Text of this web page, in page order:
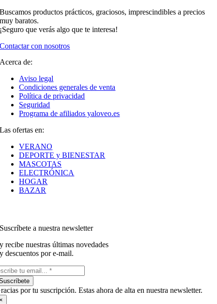
Buscamos productos prácticos, graciosos, imprescindibles a precios
muy baratos.
¡Seguro que verás algo que te interesa!
Contactar con nosotros
Acerca de:
Aviso legal
Condiciones generales de venta
Política de privacidad
Seguridad
Programa de afiliados yaloveo.es
Las ofertas en:
VERANO
DEPORTE y BIENESTAR
MASCOTAS
ELECTRÓNICA
HOGAR
BAZAR
Suscríbete a nuestra newsletter
y recibe nuestras últimas novedades
y descuentos por e-mail.
por tu suscripción. Estas ahora de alta en nuestra newsletter.